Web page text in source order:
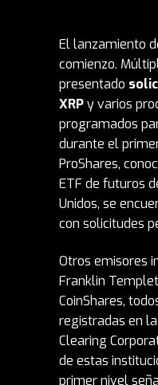
El lanzamiento
comienzo.
presentado
XRPy varios
programados
durante el
ProShares,
ETF de futuros
Unidos, se
con solicitudes
Otros emisores
Franklin
CoinShares,
registradas en
Clearing
de estas
primer nivel